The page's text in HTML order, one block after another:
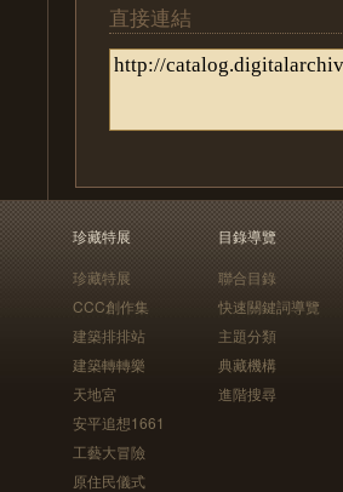
直接連結
珍藏特展
珍藏特展
CCC創作集
建築排排站
建築轉轉樂
天地宮
安平追想1661
工藝大冒險
原住民儀式
目錄導覽
聯合目錄
快速關鍵詞導覽
主題分類
典藏機構
進階搜尋